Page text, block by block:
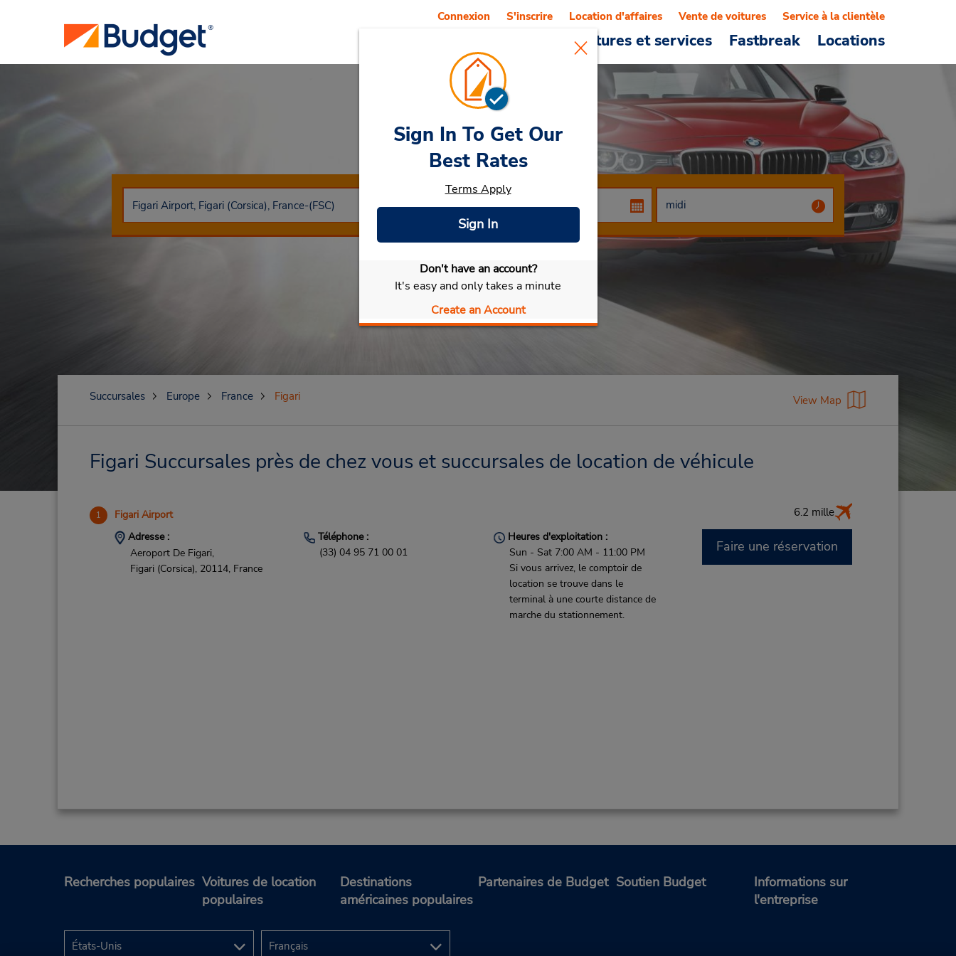
Voitures et services Fastbreak Locations
Connexion S'inscrire Location d'affaires Vente de voitures Service à la clientèle
Car RentalFigari
Sélectionner ma voiture
Sign In To Get Our
Best Rates
Terms Apply
Sign In
Don't have an account?
It's easy and only takes a minute
Create an Account
Succursales Europe France Figari View Map
Figari Succursales près de chez vous et succursales de location de véhicule
1 Figari Airport 6.2 mille
Adresse :
Aeroport De Figari,
Figari (Corsica), 20114, France
Téléphone :
(33) 04 95 71 00 01
Heures d'exploitation :
Sun - Sat 7:00 AM - 11:00 PM
Si vous arrivez, le comptoir de
location se trouve dans le
terminal à une courte distance de
marche du stationnement.
Faire une réservation
Recherches populaires Voitures de location
populaires
Destinations
américaines populaires
Partenaires de Budget Soutien Budget
Informations sur
l'entreprise